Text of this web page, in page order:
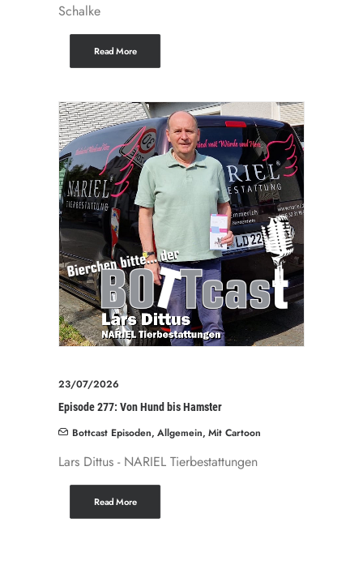
Schalke
Read More
23/07/2026
Episode 277: Von Hund bis Hamster
Bottcast Episoden, Allgemein, Mit Cartoon
Lars Dittus - NARIEL Tierbestattungen
Read More